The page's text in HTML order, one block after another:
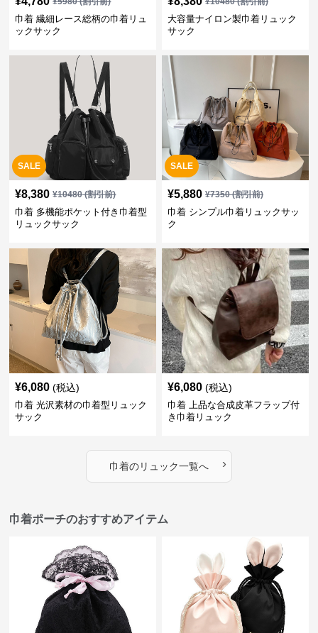
巾着 繊細レース総柄の巾着リュ
ックサック
大容量ナイロン製巾着リュック
サック
SALE
¥8,380 ¥10480(割引前)
巾着 多機能ポケット付き巾着型
リュックサック
SALE
¥5,880 ¥7350(割引前)
巾着 シンプル巾着リュックサッ
ク
¥6,080 (税込)
巾着 光沢素材の巾着型リュック
サック
¥6,080 (税込)
巾着 上品な合成皮革フラップ付
き巾着リュック
巾着のリュック一覧へ ›
巾着ポーチのおすすめアイテム